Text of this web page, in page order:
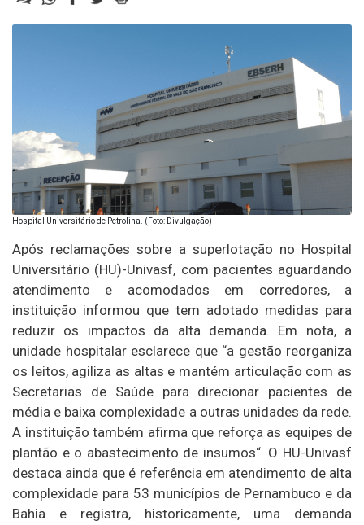
Hospital Universitário de Petrolina. (Foto: Divulgação)
Após reclamações sobre a superlotação no Hospital
Universitário (HU)-Univasf, com pacientes aguardando
atendimento e acomodados em corredores, a
instituição informou que tem adotado medidas para
reduzir os impactos da alta demanda. Em nota, a
unidade hospitalar esclarece que “a gestão reorganiza
os leitos, agiliza as altas e mantém articulação com as
Secretarias de Saúde para direcionar pacientes de
média e baixa complexidade a outras unidades da rede.
A instituição também afirma que reforça as equipes de
plantão e o abastecimento de insumos“. O HU-Univasf
destaca ainda que é referência em atendimento de alta
complexidade para 53 municípios de Pernambuco e da
Bahia e registra, historicamente, uma demanda